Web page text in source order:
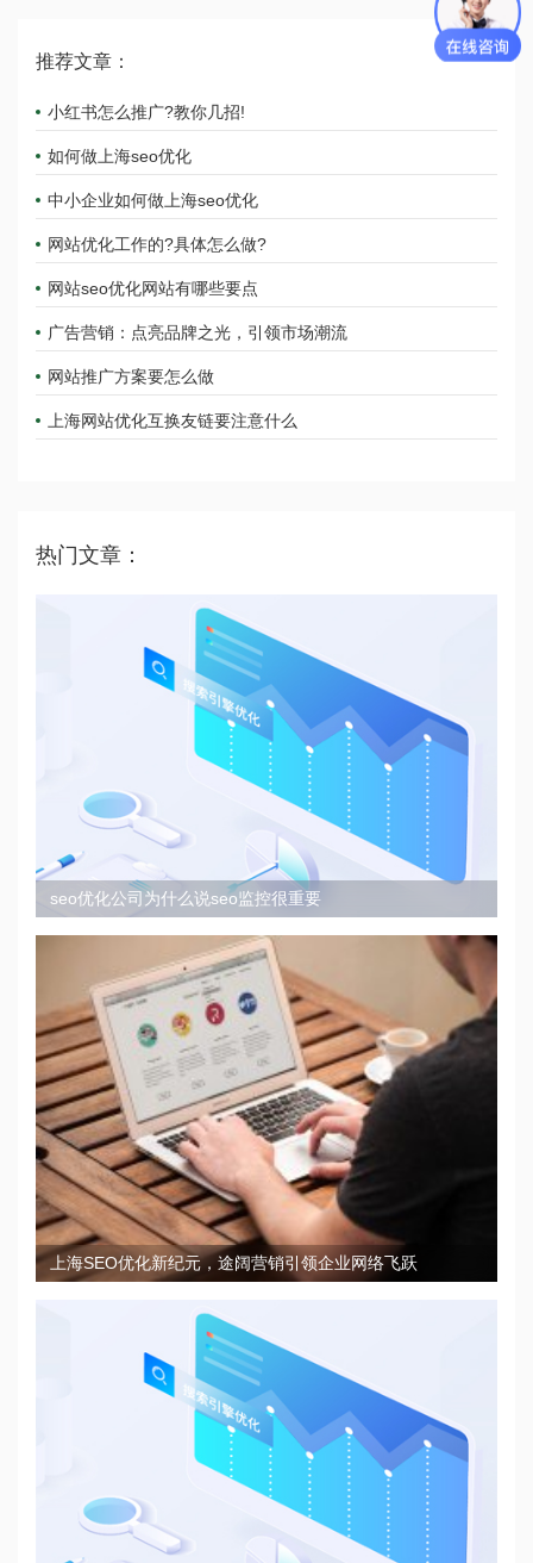
推荐文章：
小红书怎么推广?教你几招!
如何做上海seo优化
中小企业如何做上海seo优化
网站优化工作的?具体怎么做?
网站seo优化网站有哪些要点
广告营销：点亮品牌之光，引领市场潮流
网站推广方案要怎么做
上海网站优化互换友链要注意什么
热门文章：
seo优化公司为什么说seo监控很重要
上海SEO优化新纪元，途阔营销引领企业网络飞跃